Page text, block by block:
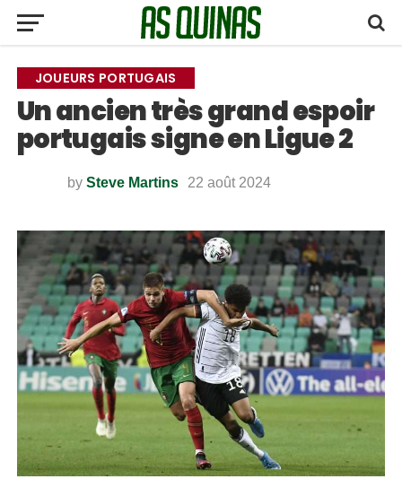
JOUEURS PORTUGAIS
Un ancien très grand espoir
portugais signe en Ligue 2
by Steve Martins 22 août 2024